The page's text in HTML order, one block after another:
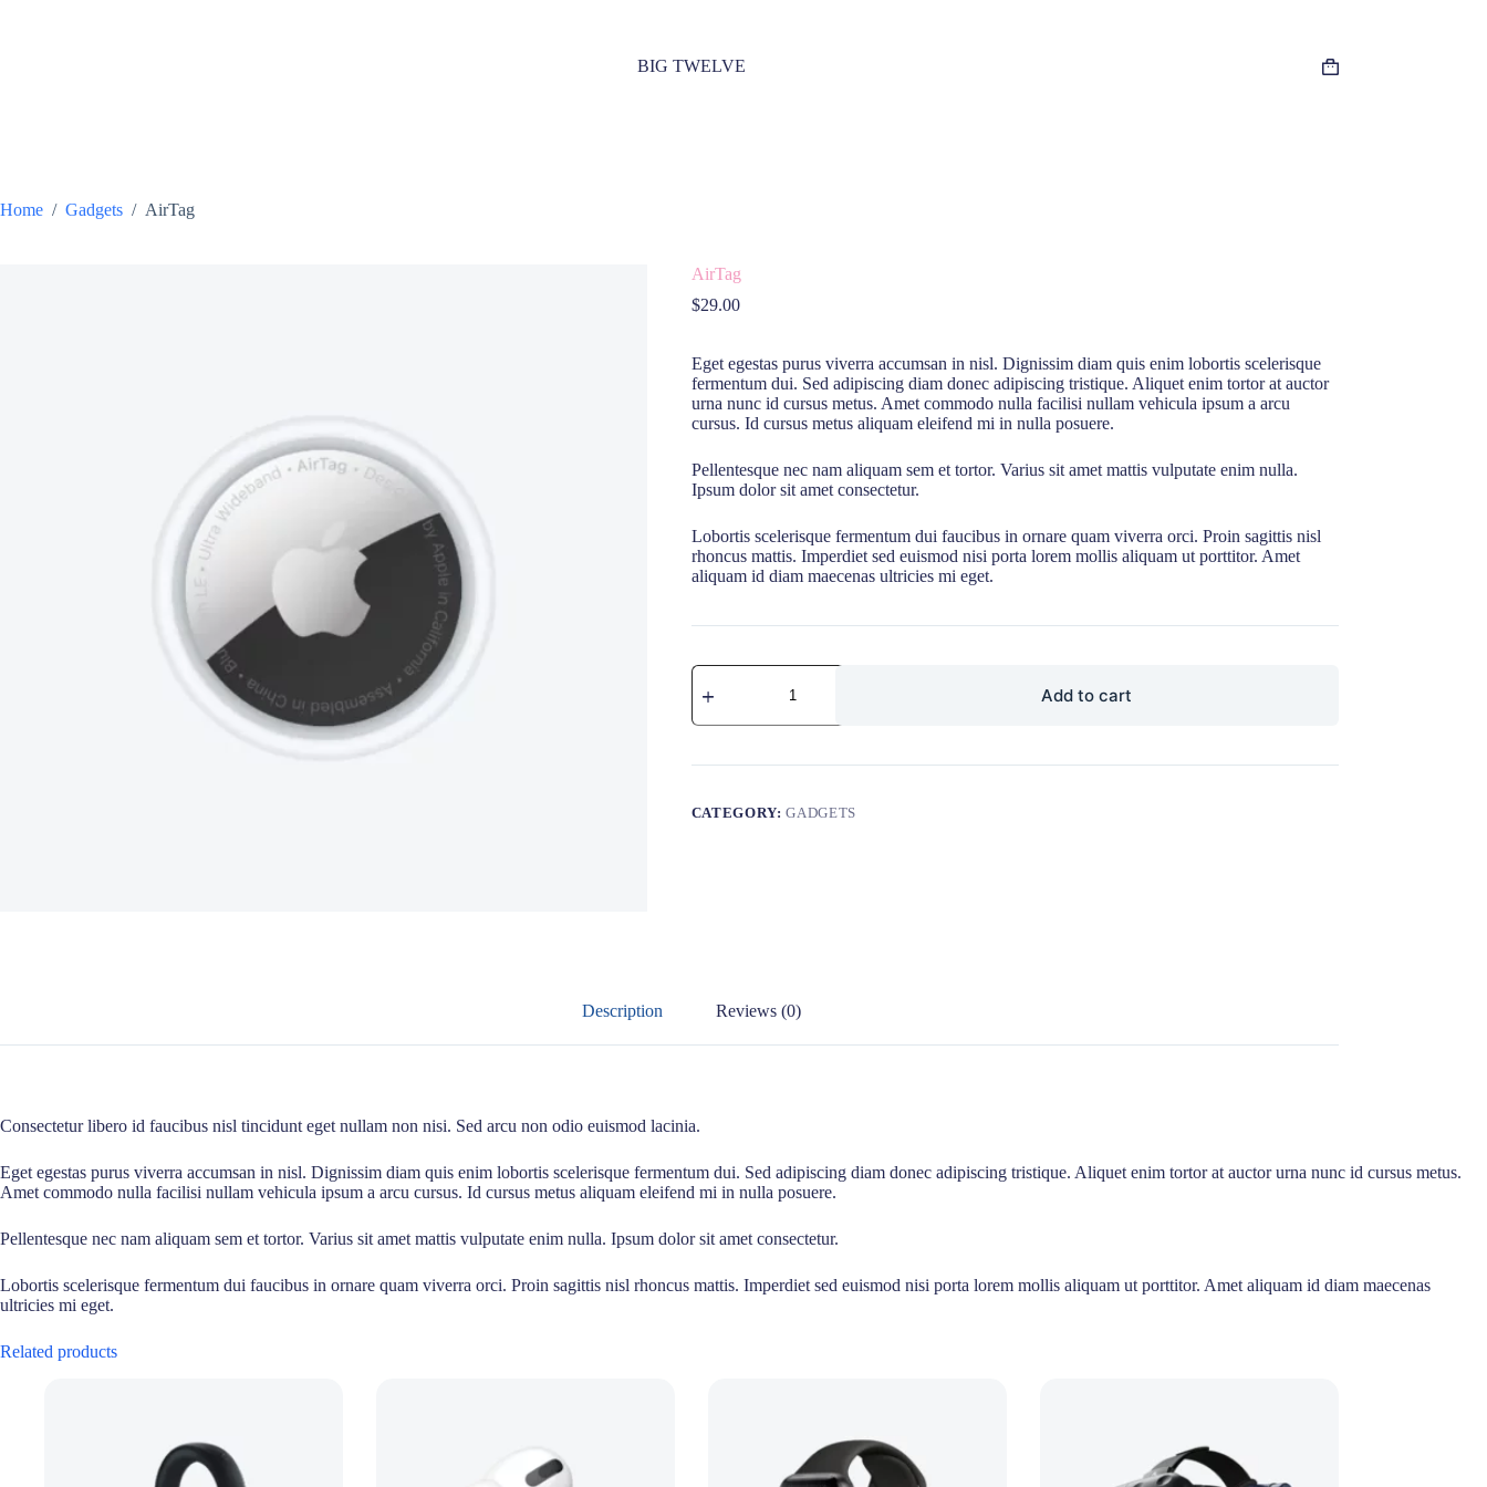
BIG TWELVE
Shopping
Home / Gadgets / AirTag
AirTag
$29.00
Eget egestas purus viverra accumsan in nisl. Dignissim diam quis enim lobortis scelerisque
fermentum dui. Sed adipiscing diam donec adipiscing tristique. Aliquet enim tortor at auctor
urna nunc id cursus metus. Amet commodo nulla facilisi nullam vehicula ipsum a arcu
cursus. Id cursus metus aliquam eleifend mi in nulla posuere.
Pellentesque nec nam aliquam sem et tortor. Varius sit amet mattis vulputate enim nulla.
Ipsum dolor sit amet consectetur.
Lobortis scelerisque fermentum dui faucibus in ornare quam viverra orci. Proin sagittis nisl
rhoncus mattis. Imperdiet sed euismod nisi porta lorem mollis aliquam ut porttitor. Amet
aliquam id diam maecenas ultricies mi eget.
AirTag
quantity
Add to cart
CATEGORY:GADGETS
Description Reviews (0)
Consectetur libero id faucibus nisl tincidunt eget nullam non nisi. Sed arcu non odio euismod lacinia.
Eget egestas purus viverra accumsan in nisl. Dignissim diam quis enim lobortis scelerisque fermentum dui. Sed adipiscing diam donec adipiscing tristique. Aliquet enim tortor at auctor urna nunc id cursus metus.
Amet commodo nulla facilisi nullam vehicula ipsum a arcu cursus. Id cursus metus aliquam eleifend mi in nulla posuere.
Pellentesque nec nam aliquam sem et tortor. Varius sit amet mattis vulputate enim nulla. Ipsum dolor sit amet consectetur.
Lobortis scelerisque fermentum dui faucibus in ornare quam viverra orci. Proin sagittis nisl rhoncus mattis. Imperdiet sed euismod nisi porta lorem mollis aliquam ut porttitor. Amet aliquam id diam maecenas
ultricies mi eget.
Related products